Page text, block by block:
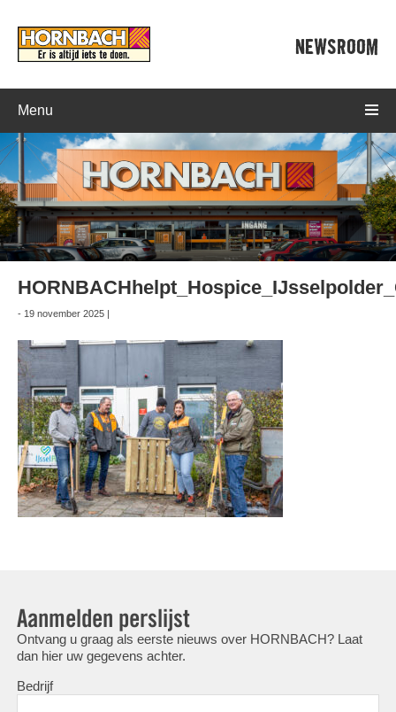
NEWSROOM
Menu
- 19 november 2025 |
Aanmelden perslijst
Ontvang u graag als eerste nieuws over HORNBACH? Laat
dan hier uw gegevens achter.
Bedrijf